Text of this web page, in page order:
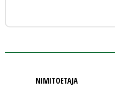
NIMITOETAJA